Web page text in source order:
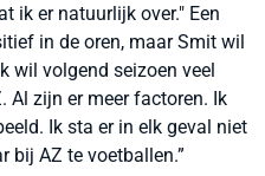
ik er natuurlijk over." Een
in de oren, maar Smit wil
wil volgend seizoen veel
Al zijn er meer factoren. Ik
Ik sta er in elk geval niet
bij AZ te voetballen.”